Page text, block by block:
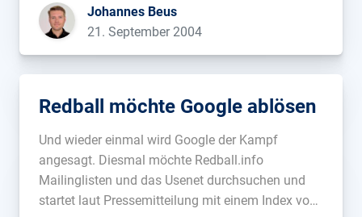
Johannes Beus
21. September 2004
Redball möchte Google ablösen
Und wieder einmal wird Google der Kampf
angesagt. Diesmal möchte Redball.info
Mailinglisten und das Usenet durchsuchen und
startet laut Pressemitteilung mit einem Index von